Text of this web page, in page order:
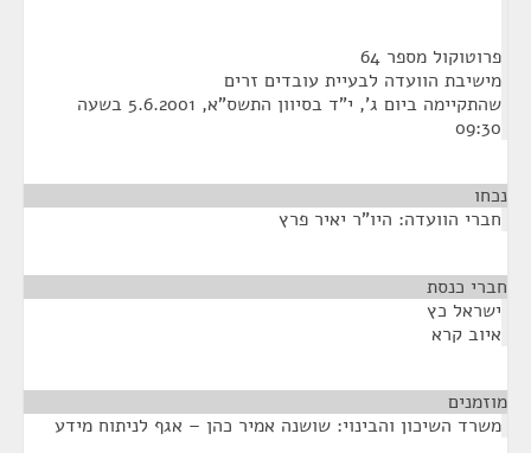
פרוטוקול מספר 64
מישיבת הוועדה לבעיית עובדים זרים
שהתקיימה ביום ג', י"ד בסיוון התשס"א, 5.6.2001 בשעה
09:30
נכחו
חברי הוועדה: היו"ר יאיר פרץ
חברי כנסת
ישראל כץ
איוב קרא
מוזמנים
משרד השיכון והבינוי: שושנה אמיר כהן – אגף לניתוח מידע